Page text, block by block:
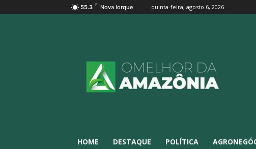
55.3 F Nova Iorque quinta-feira, agosto 6, 2026
HOME DESTAQUE POLÍTICA